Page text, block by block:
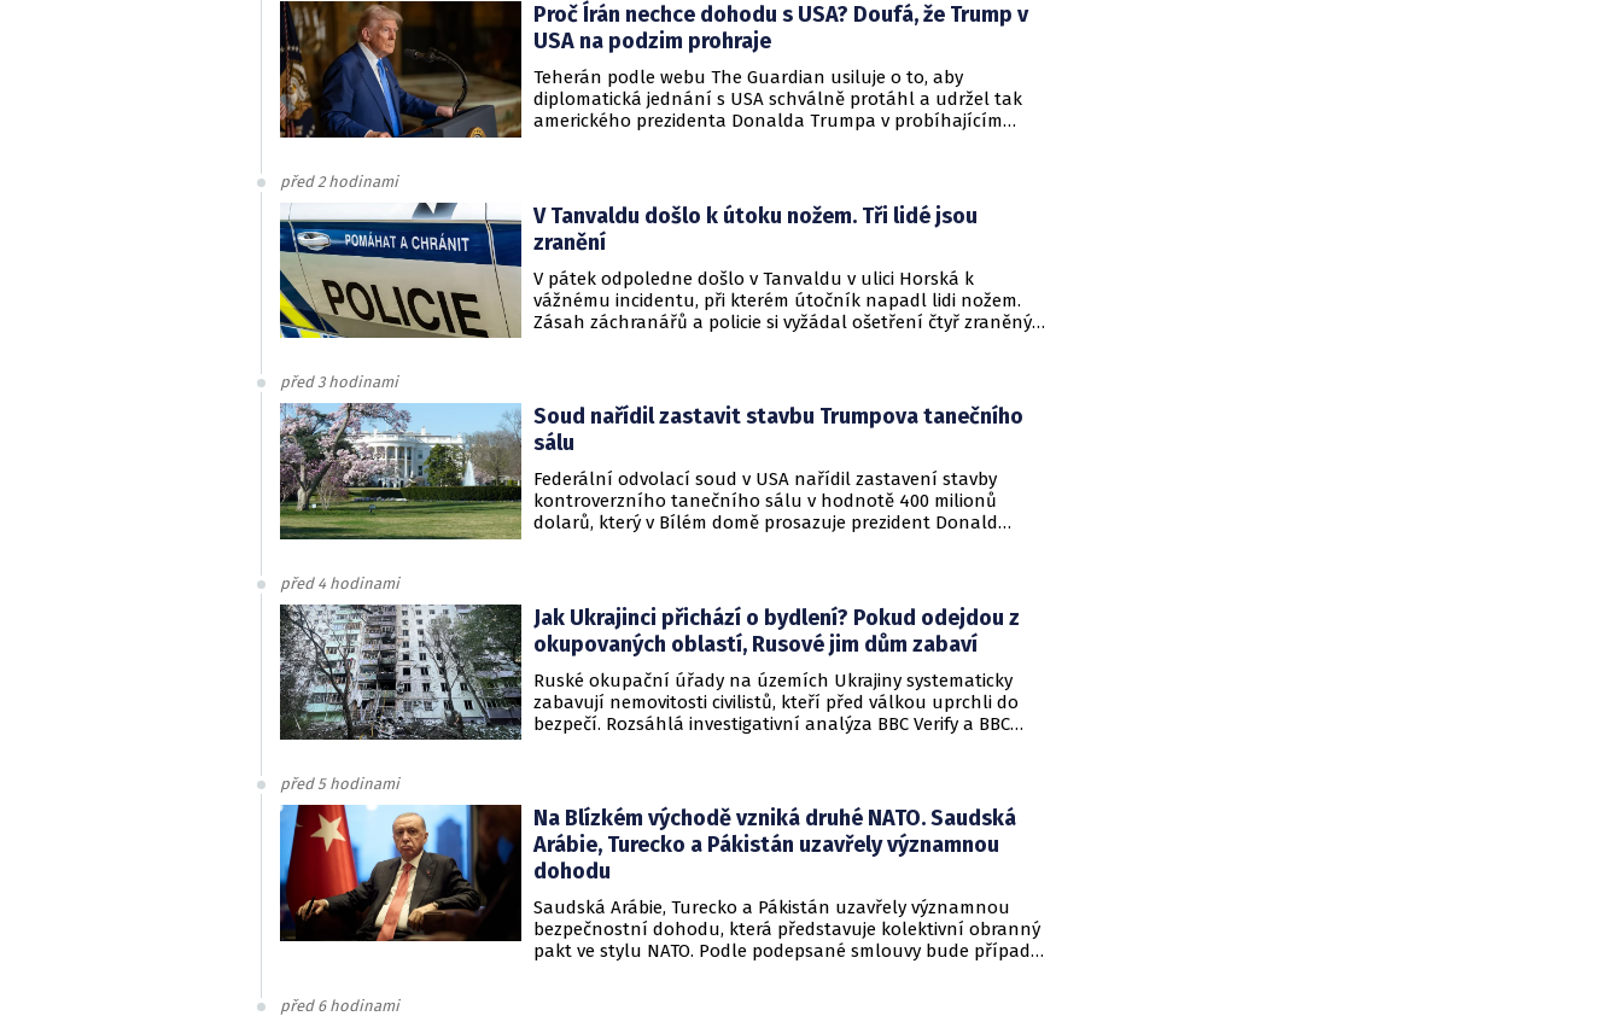
Proč Írán nechce dohodu s USA? Doufá, že Trump v
USA na podzim prohraje
Teherán podle webu The Guardian usiluje o to, aby
diplomatická jednání s USA schválně protáhl a udržel tak
amerického prezidenta Donalda Trumpa v probíhajícím
rukojmími za prezidenta Jimmyho Cartera.
před 2 hodinami
V Tanvaldu došlo k útoku nožem. Tři lidé jsou
zranění
V pátek odpoledne došlo v Tanvaldu v ulici Horská k
vážnému incidentu, při kterém útočník napadl lidi nožem.
Zásah záchranářů a policie si vyžádal ošetření čtyř zraněných
před 3 hodinami
Soud nařídil zastavit stavbu Trumpova tanečního
sálu
Federální odvolací soud v USA nařídil zastavení stavby
kontroverzního tanečního sálu v hodnotě 400 milionů
dolarů, který v Bílém domě prosazuje prezident Donald
před 4 hodinami
Jak Ukrajinci přichází o bydlení? Pokud odejdou z
okupovaných oblastí, Rusové jim dům zabaví
Ruské okupační úřady na územích Ukrajiny systematicky
zabavují nemovitosti civilistů, kteří před válkou uprchli do
bezpečí. Rozsáhlá investigativní analýza BBC Verify a BBC
před 5 hodinami
Na Blízkém východě vzniká druhé NATO. Saudská
Arábie, Turecko a Pákistán uzavřely významnou
dohodu
Saudská Arábie, Turecko a Pákistán uzavřely významnou
bezpečnostní dohodu, která představuje kolektivní obranný
pakt ve stylu NATO. Podle podepsané smlouvy bude případný
před 6 hodinami